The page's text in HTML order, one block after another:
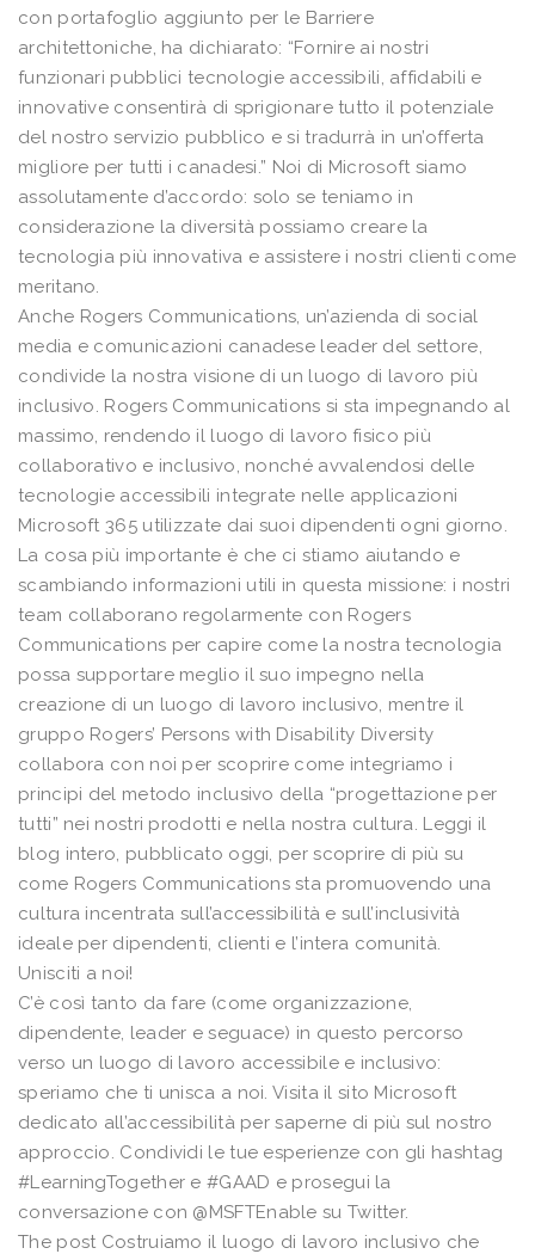
con portafoglio aggiunto per le Barriere
architettoniche, ha dichiarato: “Fornire ai nostri
funzionari pubblici tecnologie accessibili, affidabili e
innovative consentirà di sprigionare tutto il potenziale
del nostro servizio pubblico e si tradurrà in un’offerta
migliore per tutti i canadesi.” Noi di Microsoft siamo
assolutamente d’accordo: solo se teniamo in
considerazione la diversità possiamo creare la
tecnologia più innovativa e assistere i nostri clienti come
meritano.
Anche Rogers Communications, un’azienda di social
media e comunicazioni canadese leader del settore,
condivide la nostra visione di un luogo di lavoro più
inclusivo. Rogers Communications si sta impegnando al
massimo, rendendo il luogo di lavoro fisico più
collaborativo e inclusivo, nonché avvalendosi delle
tecnologie accessibili integrate nelle applicazioni
Microsoft 365 utilizzate dai suoi dipendenti ogni giorno.
La cosa più importante è che ci stiamo aiutando e
scambiando informazioni utili in questa missione: i nostri
team collaborano regolarmente con Rogers
Communications per capire come la nostra tecnologia
possa supportare meglio il suo impegno nella
creazione di un luogo di lavoro inclusivo, mentre il
gruppo Rogers’ Persons with Disability Diversity
collabora con noi per scoprire come integriamo i
principi del metodo inclusivo della “progettazione per
tutti” nei nostri prodotti e nella nostra cultura. Leggi il
blog intero, pubblicato oggi, per scoprire di più su
come Rogers Communications sta promuovendo una
cultura incentrata sull’accessibilità e sull’inclusività
ideale per dipendenti, clienti e l’intera comunità.
Unisciti a noi!
C’è così tanto da fare (come organizzazione,
dipendente, leader e seguace) in questo percorso
verso un luogo di lavoro accessibile e inclusivo:
speriamo che ti unisca a noi. Visita il sito Microsoft
dedicato all’accessibilità per saperne di più sul nostro
approccio. Condividi le tue esperienze con gli hashtag
#LearningTogether e #GAAD e prosegui la
conversazione con @MSFTEnable su Twitter.
The post Costruiamo il luogo di lavoro inclusivo che